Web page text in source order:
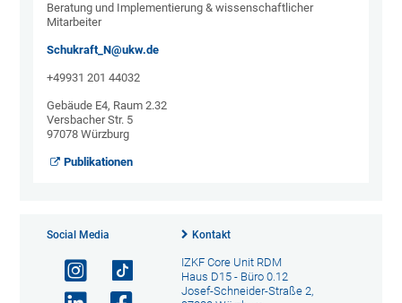
Beratung und Implementierung & wissenschaftlicher
Mitarbeiter
Schukraft_N@ukw.de
+49931 201 44032
Gebäude E4, Raum 2.32
Versbacher Str. 5
97078 Würzburg
Publikationen
Social Media Kontakt
IZKF Core Unit RDM
Haus D15 - Büro 0.12
Josef-Schneider-Straße 2,